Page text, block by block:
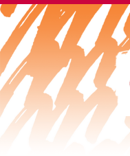
Siirry
sivun
sisältöön